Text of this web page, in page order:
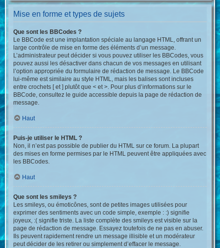
Mise en forme et types de sujets
Que sont les BBCodes ?
Le BBCode est une implantation spéciale au langage HTML, offrant un
large contrôle de mise en forme des éléments d’un message.
L’administrateur peut décider si vous pouvez utiliser les BBCodes, vous
pouvez aussi les désactiver dans chacun de vos messages en utilisant
l’option appropriée du formulaire de rédaction de message. Le BBCode
lui-même est similaire au style HTML, mais les balises sont incluses
entre crochets [ et ] plutôt que < et >. Pour plus d’informations sur le
BBCode, consultez le guide accessible depuis la page de rédaction de
message.
Haut
Puis-je utiliser le HTML ?
Non, il n’est pas possible de publier du HTML sur ce forum. La plupart
des mises en forme permises par le HTML peuvent être appliquées avec
les BBCodes.
Haut
Que sont les smileys ?
Les smileys, ou émoticônes, sont de petites images utilisées pour
exprimer des sentiments avec un code simple, exemple : :) signifie
joyeux, :( signifie triste. La liste complète des smileys est visible sur la
page de rédaction de message. Essayez toutefois de ne pas en abuser.
Ils peuvent rapidement rendre un message illisible et un modérateur
peut décider de les retirer ou simplement d’effacer le message.